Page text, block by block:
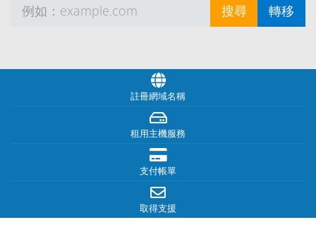
註冊網域名稱
租用主機服務
支付帳單
取得支援